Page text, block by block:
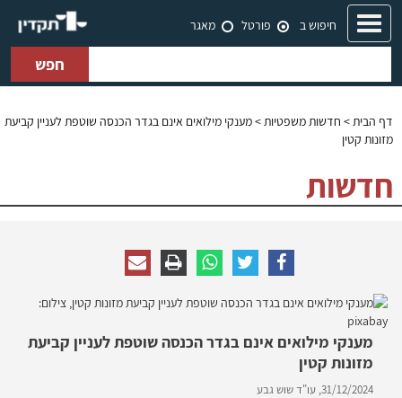
Toggle
navigation
חיפוש ב פורטל מאגר
חפש
דף הבית> חדשות משפטיות> מענקי מילואים אינם בגדר הכנסה שוטפת לעניין קביעת
מזונות קטין
חדשות
מענקי מילואים אינם בגדר הכנסה שוטפת לעניין קביעת
מזונות קטין
31/12/2024, עו"ד שוש גבע